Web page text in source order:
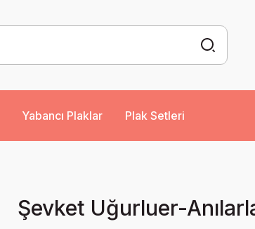
Yabancı Plaklar Plak Setleri
Şevket Uğurluer-